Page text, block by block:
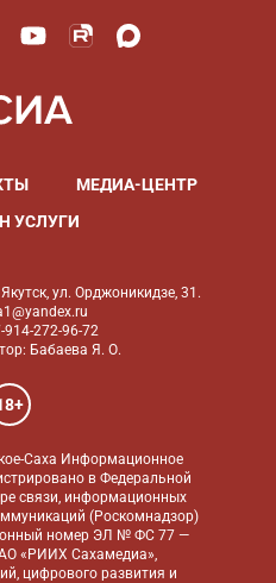
МЕДИА-ЦЕНТР
УСЛУГИ
ул. Орджоникидзе, 31.
914-272-96-72
Бабаева Я. О.
Саха Информационное
в Федеральной
связи, информационных
(Роскомнадзор)
номер ЭЛ № ФС 77 —
«РИИХ Сахамедиа»,
цифрового развития и